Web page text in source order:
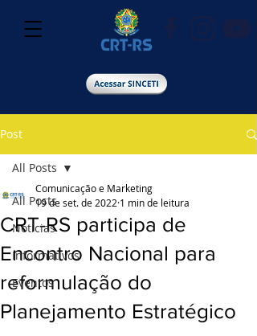
Post
All Posts
Notícias
Informativos
Eventos
All Posts
CRT-RS participa de
Encontro Nacional para
reformulação do
Planejamento Estratégico
Comunicação e Marketing
19 de set. de 2022 1 min de leitura